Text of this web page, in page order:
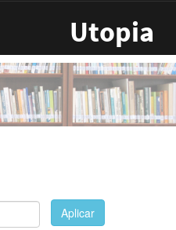
Utopia
Aplicar